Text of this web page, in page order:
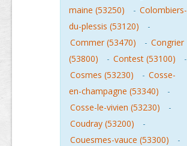
maine (53250)
- Colombiers-
du-plessis (53120)
-
Commer (53470)
- Congrier
(53800)
- Contest (53100)
-
Cosmes (53230)
- Cosse-
en-champagne (53340)
-
Cosse-le-vivien (53230)
-
Coudray (53200)
-
Couesmes-vauce (53300)
-